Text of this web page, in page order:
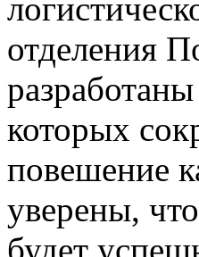
отделения
которых
повешение
уверены,